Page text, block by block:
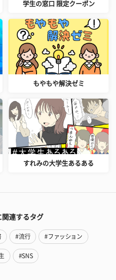
学生の窓口 限定クーポン
もやもや解決ゼミ
すれみの大学生あるある
関連するタグ
#流行 #ファッション
#SNS